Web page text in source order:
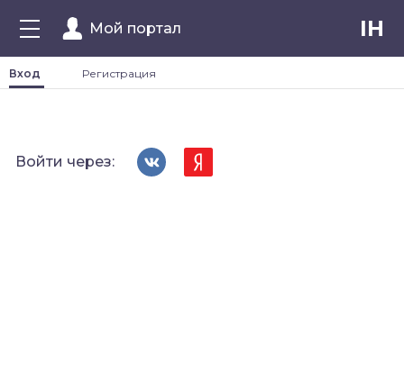
Мой портал IH
Вход Регистрация
Войти через: